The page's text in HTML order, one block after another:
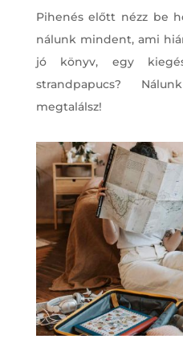
Pihenés előtt nézz be
nálunk mindent, ami
jó könyv, egy
strandpapucs?
megtalálsz!